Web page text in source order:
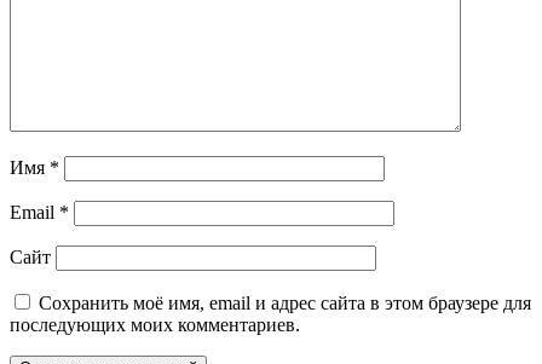
Имя *
Email *
Сайт
Сохранить моё имя, email и адрес сайта в этом браузере для
последующих моих комментариев.